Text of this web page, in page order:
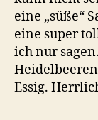
eine „süße“
eine super
ich nur
Essig.